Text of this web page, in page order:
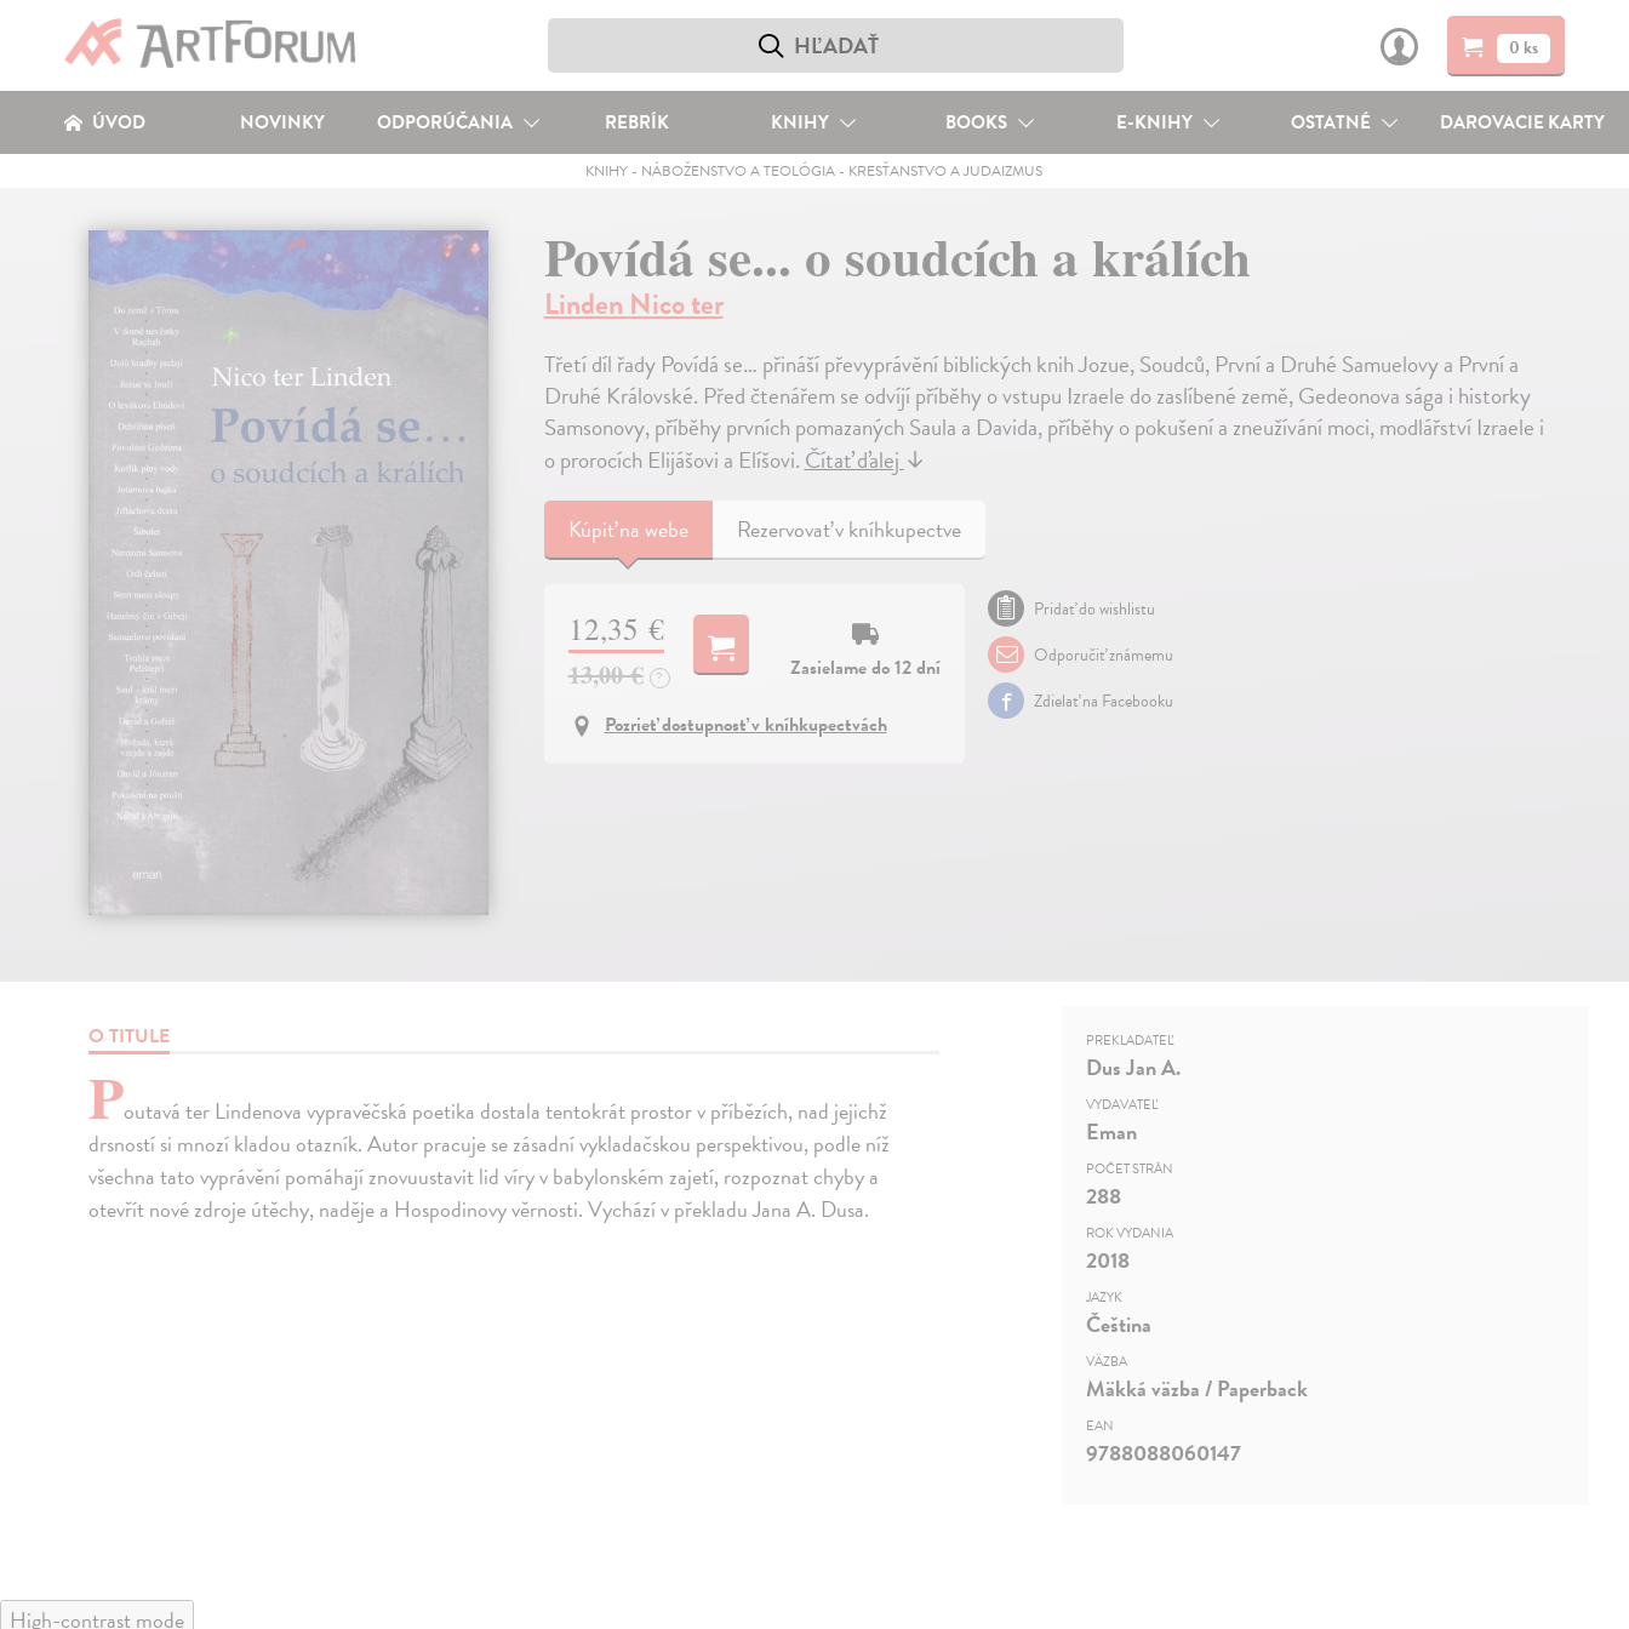
0 ks
ÚVOD NOVINKY ODPORÚČANIA REBRÍK KNIHY BOOKS E-KNIHY OSTATNÉ DAROVACIE KARTY
KNIHY - NÁBOŽENSTVO A TEOLÓGIA - KRESŤANSTVO A JUDAIZMUS
Povídá se... o soudcích a králích
Linden Nico ter
Třetí díl řady Povídá se… přináší převyprávění biblických knih Jozue, Soudců, První a Druhé Samuelovy a První a
Druhé Královské. Před čtenářem se odvíjí příběhy o vstupu Izraele do zaslíbené země, Gedeonova sága i historky
Samsonovy, příběhy prvních pomazaných Saula a Davida, příběhy o pokušení a zneužívání moci, modlářství Izraele i
o prorocích Elijášovi a Elíšovi.Čítať ďalej↓
Kúpiťna webe Rezervovať v kníhkupectve
12,35 €
13,00 € ?
Zasielame do 12 dní
Pozrieť dostupnosť v kníhkupectvách
Pridať do wishlistu
Odporučiť známemu
Zdielať na Facebooku
O TITULE
Poutavá ter Lindenova vypravěčská poetika dostala tentokrát prostor v příbězích, nad jejichž
drsností si mnozí kladou otazník. Autor pracuje se zásadní vykladačskou perspektivou, podle níž
všechna tato vyprávění pomáhají znovuustavit lid víry v babylonském zajetí, rozpoznat chyby a
otevřít nové zdroje útěchy, naděje a Hospodinovy věrnosti. Vychází v překladu Jana A. Dusa.
PREKLADATEĽ
Dus Jan A.
VYDAVATEĽ
Eman
POČET STRÁN
288
ROK VYDANIA
2018
JAZYK
Čeština
VÄZBA
Mäkká väzba / Paperback
EAN
9788088060147
High-contrast mode